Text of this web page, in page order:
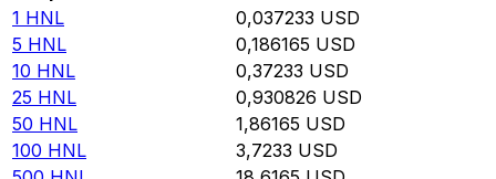
1 HNL 0,037233 USD
5 HNL 0,186165 USD
10 HNL 0,37233 USD
25 HNL 0,930826 USD
50 HNL 1,86165 USD
100 HNL 3,7233 USD